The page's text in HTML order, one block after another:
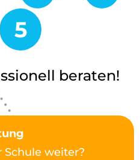
beraten!
Schule weiter?